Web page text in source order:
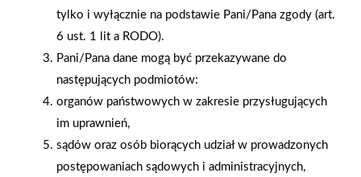
2025-12-31
Otwarcie sklepu PSB
tylko i wyłącznie na podstawie Pani/Pana zgody (art.
6 ust. 1 lit a RODO).
Pani/Pana dane mogą być przekazywane do
następujących podmiotów:
organów państwowych w zakresie przysługujących
im uprawnień,
sądów oraz osób biorących udział w prowadzonych
postępowaniach sądowych i administracyjnych,